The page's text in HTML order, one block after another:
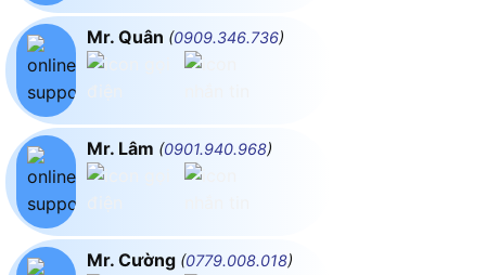
Mr. Quân (0909.346.736)
Mr. Lâm (0901.940.968)
Mr. Cường (0779.008.018)